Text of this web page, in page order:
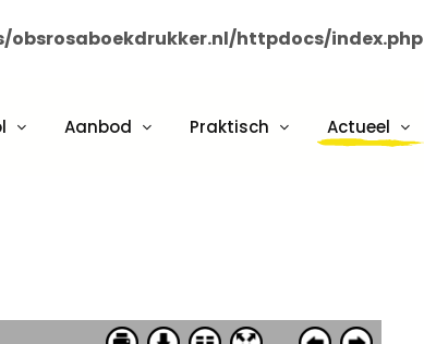
httpdocs/index.php
Aanbod Praktisch Actueel